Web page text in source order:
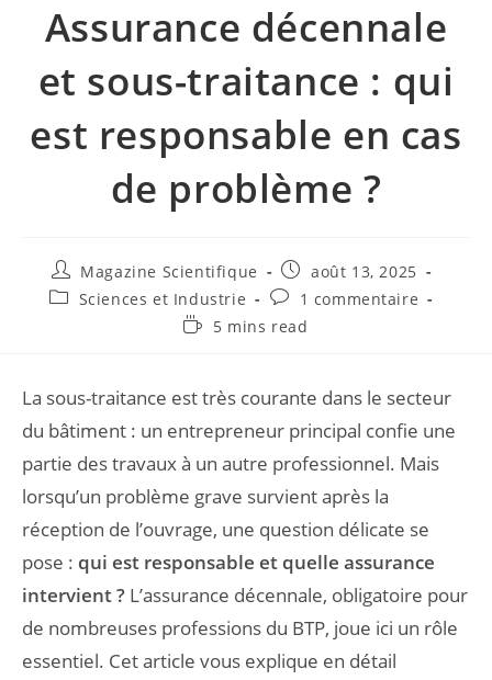
Assurance décennale
et sous-traitance : qui
est responsable en cas
de problème ?
Magazine Scientifique
août 13, 2025
Sciences et Industrie
1 commentaire
5 mins read
La sous-traitance est très courante dans le secteur
du bâtiment : un entrepreneur principal confie une
partie des travaux à un autre professionnel. Mais
lorsqu’un problème grave survient après la
réception de l’ouvrage, une question délicate se
pose : qui est responsable et quelle assurance
intervient ? L’assurance décennale, obligatoire pour
de nombreuses professions du BTP, joue ici un rôle
essentiel. Cet article vous explique en détail